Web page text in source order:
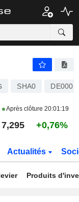
SHA0
Après clôture 20:01:19
7,295 +0,76%
Actualités
Produits